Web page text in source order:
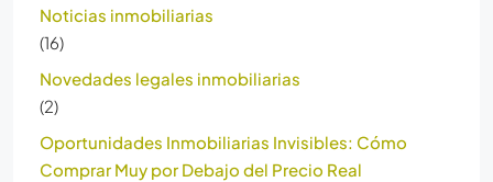
Noticias inmobiliarias
(16)
Novedades legales inmobiliarias
(2)
Oportunidades Inmobiliarias Invisibles: Cómo
Comprar Muy por Debajo del Precio Real